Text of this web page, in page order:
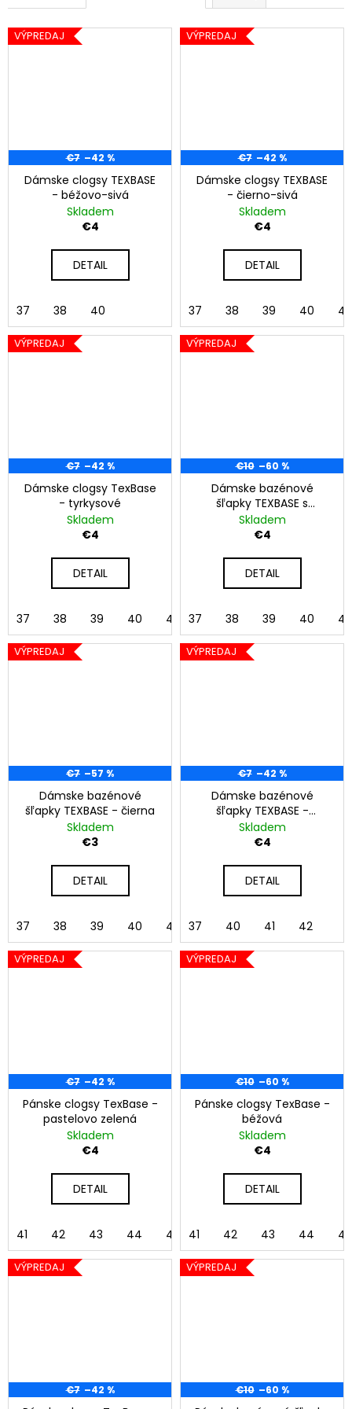
c
e
o
d
VÝPREDAJ
€7 –42 %
Dámske clogsy TEXBASE
- béžovo-sivá
Skladem
€4
DETAIL
37 38 40
VÝPREDAJ
€7 –42 %
Dámske clogsy TEXBASE
- čierno-sivá
Skladem
€4
DETAIL
37 38 39 40 41
VÝPREDAJ
€7 –42 %
Dámske clogsy TexBase
- tyrkysové
Skladem
€4
DETAIL
37 38 39 40 41 42
VÝPREDAJ
€10 –60 %
Dámske bazénové
šľapky TEXBASE s
pásikom - béžová
Skladem
€4
DETAIL
37 38 39 40 41
VÝPREDAJ
€7 –57 %
Dámske bazénové
šľapky TEXBASE - čierna
Skladem
€3
DETAIL
37 38 39 40 41 42
VÝPREDAJ
€7 –42 %
Dámske bazénové
šľapky TEXBASE -
lososová
Skladem
€4
DETAIL
37 40 41 42
VÝPREDAJ
€7 –42 %
Pánske clogsy TexBase -
pastelovo zelená
Skladem
€4
DETAIL
41 42 43 44 45
VÝPREDAJ
€10 –60 %
Pánske clogsy TexBase -
béžová
Skladem
€4
DETAIL
41 42 43 44 45
VÝPREDAJ
€7 –42 %
VÝPREDAJ
€10 –60 %
m